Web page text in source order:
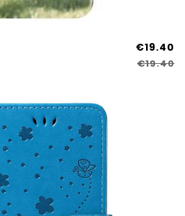
€19.40
€19.40